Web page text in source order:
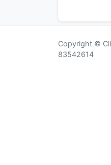
Copyright ©
83542614